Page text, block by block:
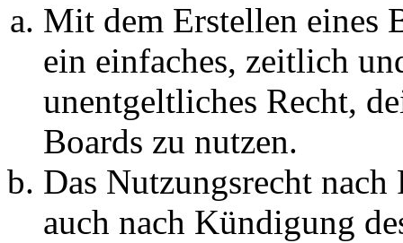
Mit dem Erstellen eines
ein einfaches, zeitlich
unentgeltliches Recht,
Boards zu nutzen.
Das Nutzungsrecht
auch nach Kündigung